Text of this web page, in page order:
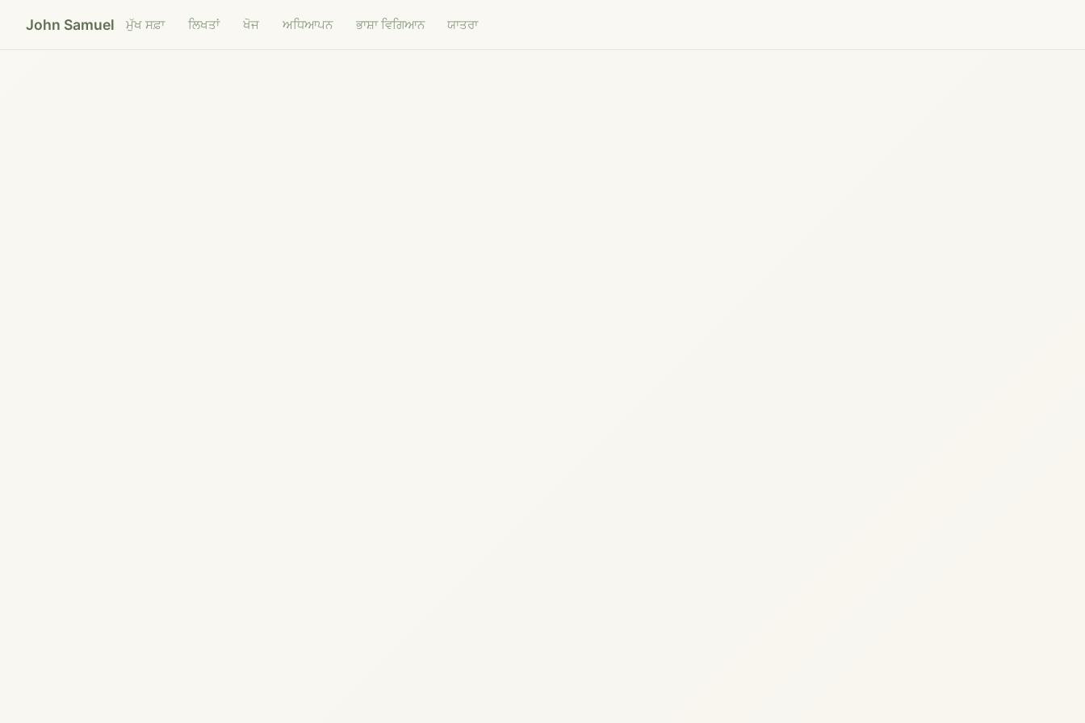
John Samuel ਮੁੱਖ ਸਫ਼ਾ ਲਿਖਤਾਂ ਖੋਜ ਅਧਿਆਪਨ ਭਾਸ਼ਾ ਵਿਗਿਆਨ ਯਾਤਰਾ